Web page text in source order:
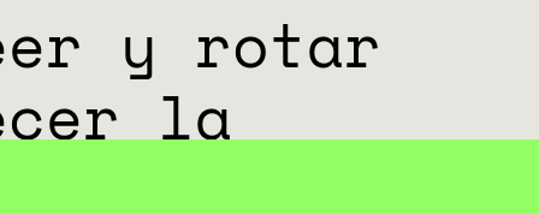
y rotar
la